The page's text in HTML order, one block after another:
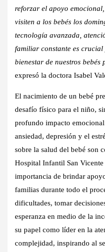
reforzar el apoyo
visiten a los bebés los
tecnología avanzada,
familiar constante es
bienestar de nuestros bebés
expresó la doctora Isabel
El nacimiento de un bebé
desafío físico para el niño,
profundo impacto
ansiedad, depresión y el
sobre la salud del bebé son
Hospital Infantil San
importancia de brindar
familias durante todo el
dificultades, tomar
esperanza en medio de la
su papel como líder en la
complejidad, inspirando al